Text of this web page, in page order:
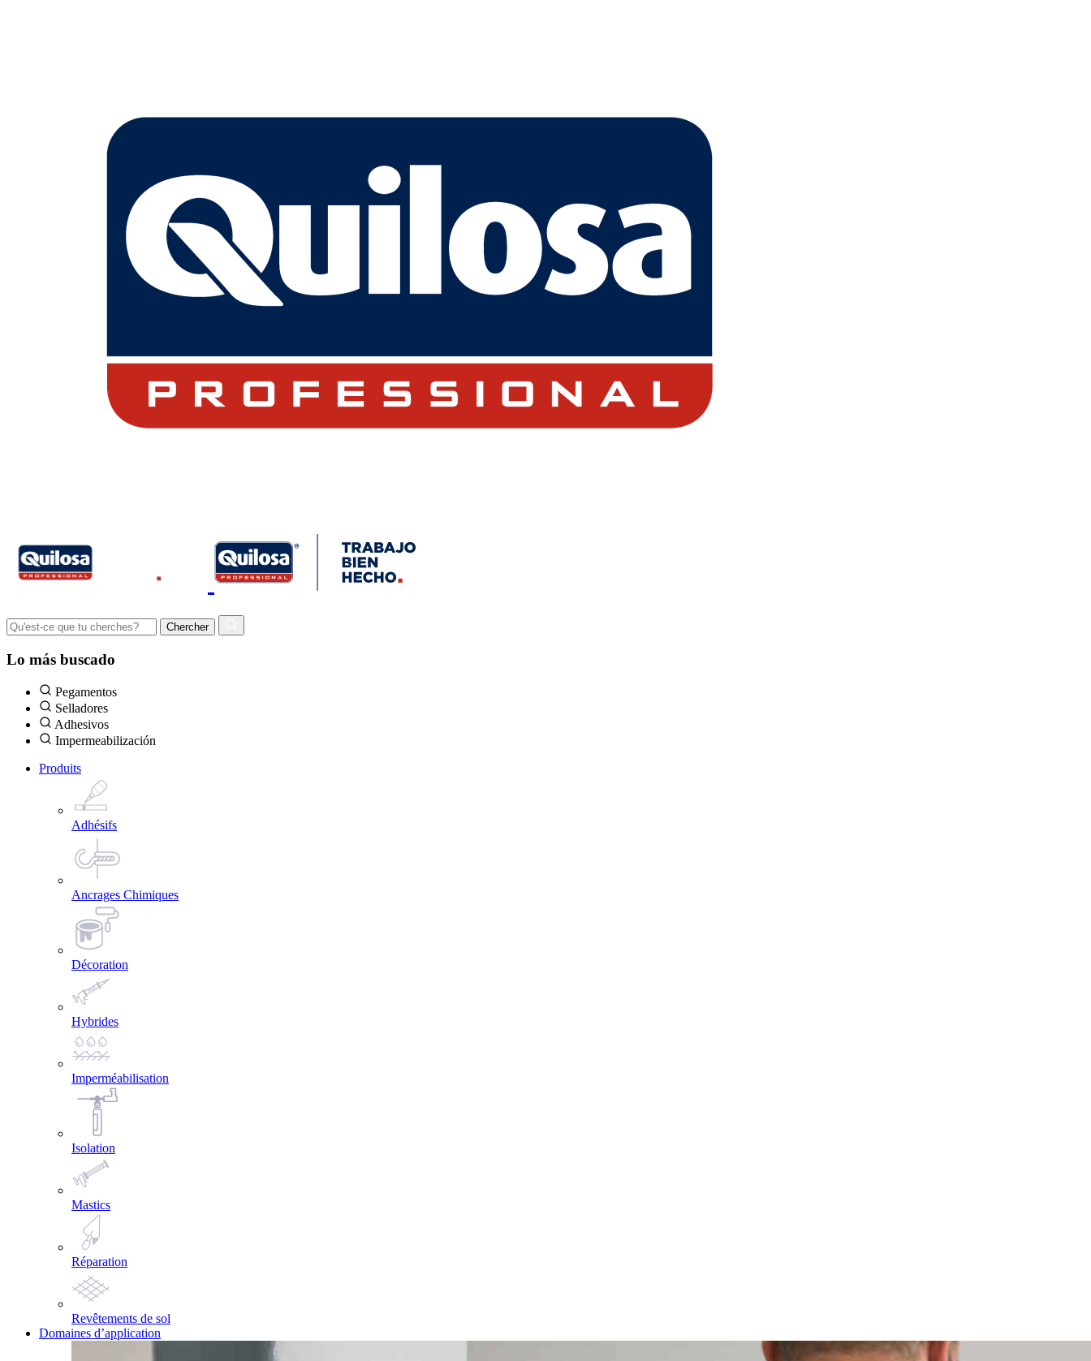
Lo más buscado
Pegamentos
Selladores
Adhesivos
Impermeabilización
Produits
Adhésifs
Ancrages Chimiques
Décoration
Hybrides
Imperméabilisation
Isolation
Mastics
Réparation
Revêtements de sol
Domaines d’application